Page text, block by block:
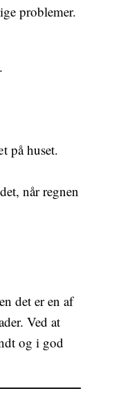
problemer.
på huset.
når regnen
det er en af
Ved at
og i god